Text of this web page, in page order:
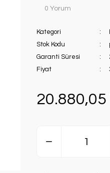
0 Yorum
Kategori
Stok Kodu
Garanti Süresi
Fiyat
20.880,05